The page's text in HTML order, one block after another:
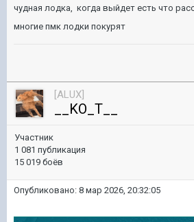
чудная лодка, когда выйдет есть что
многие пмк лодки покурят
[ALUX]
__KO_T__
Участник
1 081 публикация
15 019 боёв
Опубликовано: 8 мар 2026, 20:32:05